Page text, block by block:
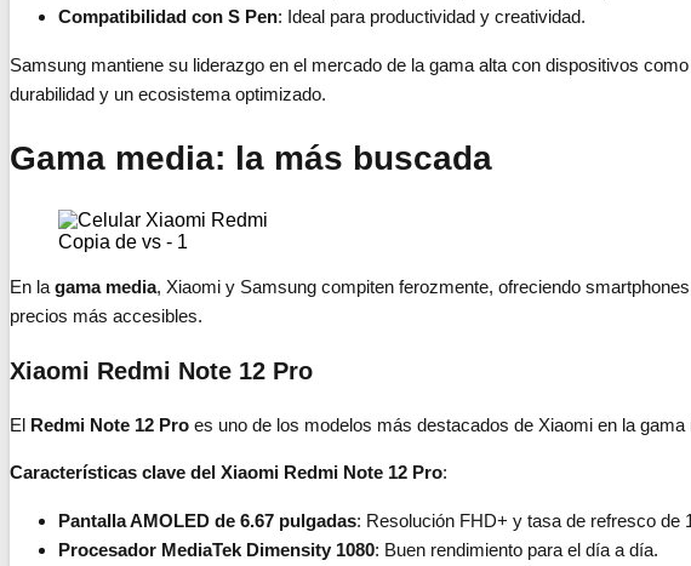
Compatibilidad con S Pen: Ideal para productividad y creatividad.
Samsung mantiene su liderazgo en el mercado de la gama alta con dispositivos
durabilidad y un ecosistema optimizado.
Gama media: la más buscada
Copia de vs - 1
En la gama media, Xiaomi y Samsung compiten ferozmente, ofreciendo
precios más accesibles.
Xiaomi Redmi Note 12 Pro
El Redmi Note 12 Pro es uno de los modelos más destacados de Xiaomi en la gama
Características clave del Xiaomi Redmi Note 12 Pro:
Pantalla AMOLED de 6.67 pulgadas: Resolución FHD+ y tasa de refresco de
Procesador MediaTek Dimensity 1080: Buen rendimiento para el día a día.